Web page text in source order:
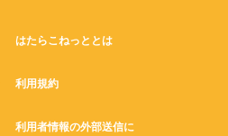
はたらこねっととは
利用規約
利用者情報の外部送信に